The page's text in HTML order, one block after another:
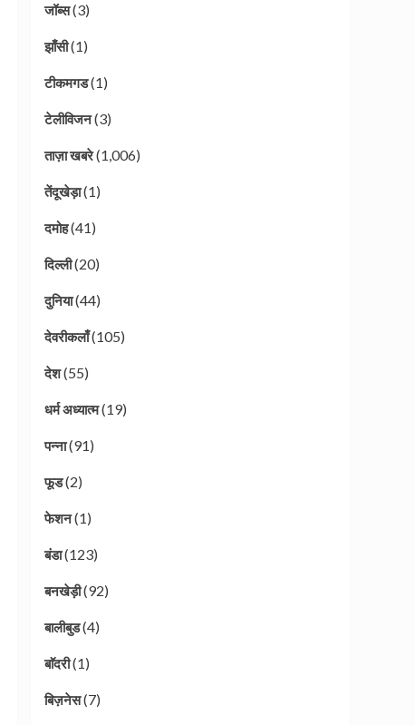
जॉब्स(3)
झाँसी(1)
टीकमगड(1)
टेलीविजन(3)
ताज़ा खबरे(1,006)
तेंदूखेड़ा(1)
दमोह(41)
दिल्ली(20)
दुनिया(44)
देवरीकलाँ(105)
देश(55)
धर्म अध्यात्म(19)
पन्ना(91)
फूड(2)
फेशन(1)
बंडा(123)
बनखेड़ी(92)
बालीबुड(4)
बाॅदरी(1)
बिज़नेस(7)